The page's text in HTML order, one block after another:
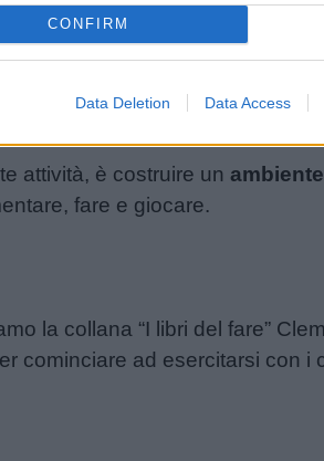
CONFIRM
Data Deletion Data Access
non avete il giardino, potete
per coltivare un paio di
qualche altra idea, leggete il
attività, è costruire un
fare e giocare.
la collana “I libri del fare”
cominciare ad esercitarsi con i